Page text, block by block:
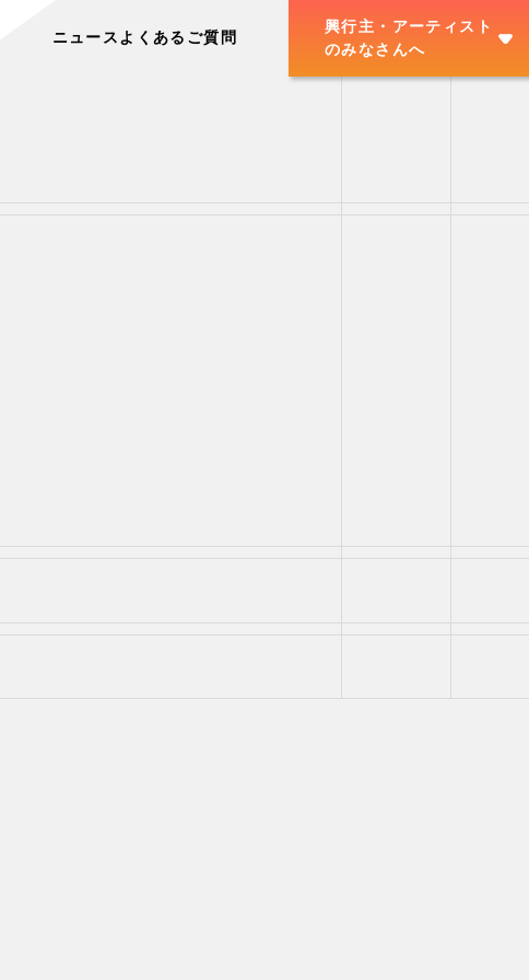
ニュース よくあるご質問
興行主・アーティスト
のみなさんへ